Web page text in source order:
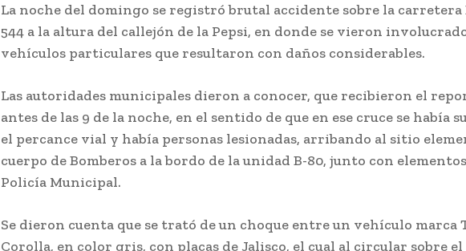
La noche del domingo se registró brutal accidente sobre la carretera
544 a la altura del callejón de la Pepsi, en donde se vieron
vehículos particulares que resultaron con daños considerables.
Las autoridades municipales dieron a conocer, que recibieron el
antes de las 9 de la noche, en el sentido de que en ese cruce se había
el percance vial y había personas lesionadas, arribando al sitio
cuerpo de Bomberos a la bordo de la unidad B-80, junto con
Policía Municipal.
Se dieron cuenta que se trató de un choque entre un vehículo marca
Corolla, en color gris, con placas de Jalisco, el cual al circular sobre